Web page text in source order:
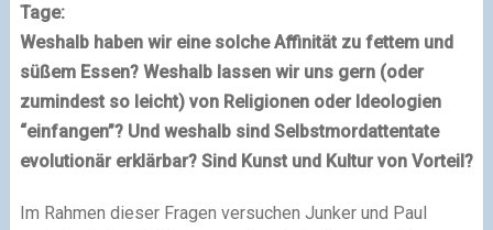
Tage:
Weshalb haben wir eine solche Affinität zu fettem und
süßem Essen? Weshalb lassen wir uns gern (oder
zumindest so leicht) von Religionen oder Ideologien
“einfangen”? Und weshalb sind Selbstmordattentate
evolutionär erklärbar? Sind Kunst und Kultur von Vorteil?
Im Rahmen dieser Fragen versuchen Junker und Paul